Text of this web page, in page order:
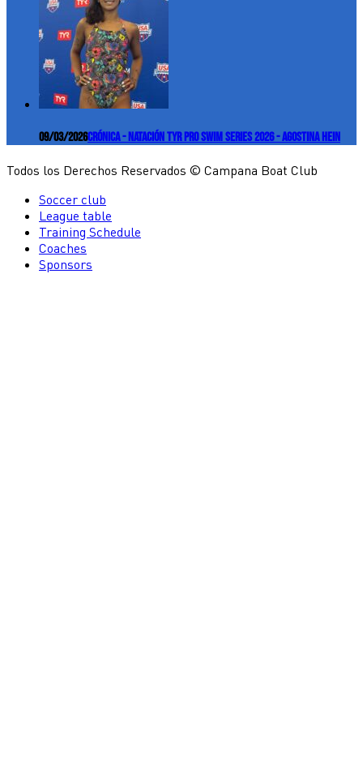
09/03/2026Crónica - Natación TYR Pro Swim Series 2026 - Agostina Hein
Todos los Derechos Reservados © Campana Boat Club
Soccer club
League table
Training Schedule
Coaches
Sponsors